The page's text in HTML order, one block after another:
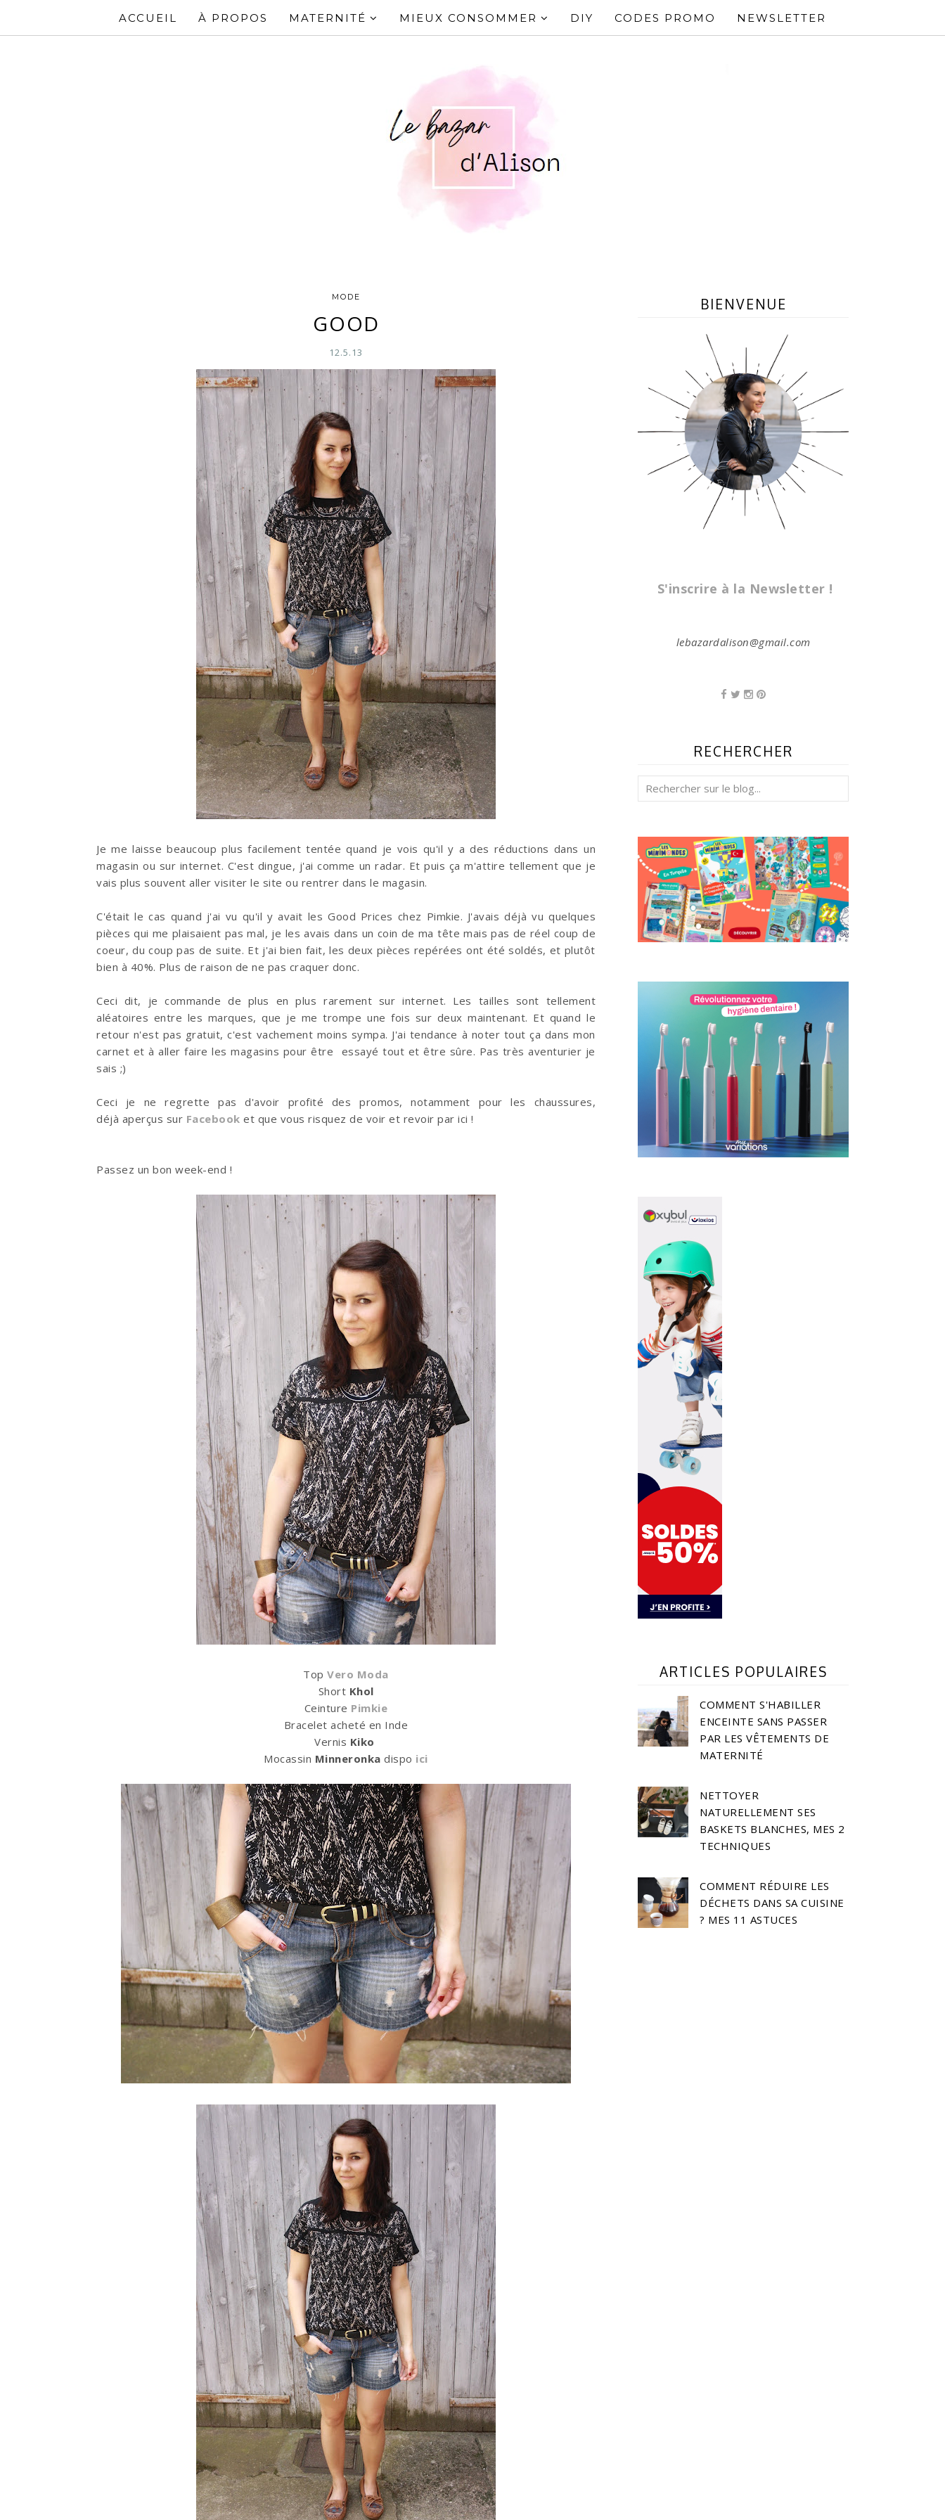
ACCUEIL À PROPOS MATERNITÉ MIEUX CONSOMMER DIY CODES PROMO NEWSLETTER
MODE
GOOD
12.5.13
Je me laisse beaucoup plus facilement tentée quand je vois qu'il y a des réductions dans un
magasin ou sur internet. C'est dingue, j'ai comme un radar. Et puis ça m'attire tellement que je
vais plus souvent aller visiter le site ou rentrer dans le magasin.
C'était le cas quand j'ai vu qu'il y avait les Good Prices chez Pimkie. J'avais déjà vu quelques
pièces qui me plaisaient pas mal, je les avais dans un coin de ma tête mais pas de réel coup de
coeur, du coup pas de suite. Et j'ai bien fait, les deux pièces repérées ont été soldés, et plutôt
bien à 40%. Plus de raison de ne pas craquer donc.
Ceci dit, je commande de plus en plus rarement sur internet. Les tailles sont tellement
aléatoires entre les marques, que je me trompe une fois sur deux maintenant. Et quand le
retour n'est pas gratuit, c'est vachement moins sympa. J'ai tendance à noter tout ça dans mon
carnet et à aller faire les magasins pour être essayé tout et être sûre. Pas très aventurier je
sais ;)
Ceci je ne regrette pas d'avoir profité des promos, notamment pour les chaussures,
déjà aperçus sur Facebook et que vous risquez de voir et revoir par ici !
Passez un bon week-end !
TopVero Moda
Short Khol
Ceinture Pimkie
Bracelet acheté en Inde
Vernis Kiko
Mocassin Minneronka dispo ici
BIENVENUE
S'inscrire à la Newsletter !
lebazardalison@gmail.com
RECHERCHER
ARTICLES POPULAIRES
COMMENT S'HABILLER
ENCEINTE SANS PASSER
PAR LES VÊTEMENTS DE
MATERNITÉ
NETTOYER
NATURELLEMENT SES
BASKETS BLANCHES, MES 2
TECHNIQUES
COMMENT RÉDUIRE LES
DÉCHETS DANS SA CUISINE
? MES 11 ASTUCES